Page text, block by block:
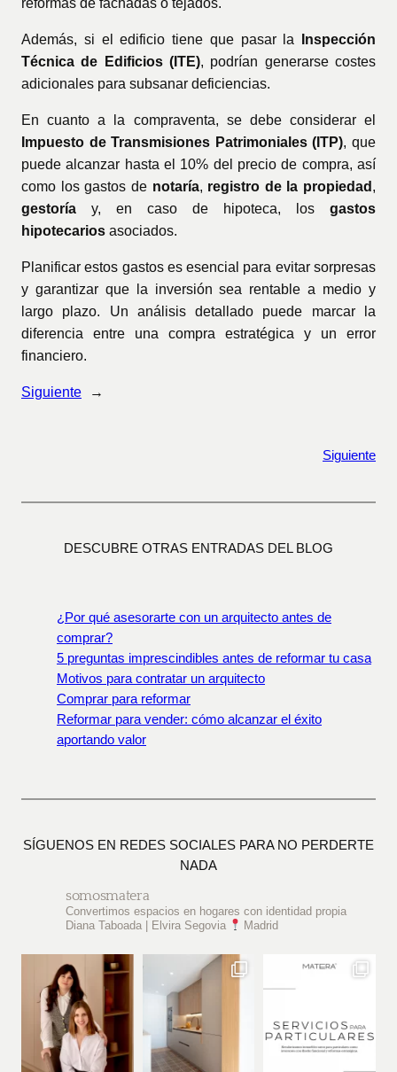
reformas de fachadas o tejados.
Además, si el edificio tiene que pasar la
Inspección
Técnica de Edificios (ITE), podrían generarse costes
adicionales para subsanar deficiencias.
En cuanto a la compraventa, se debe considerar el
Impuesto de Transmisiones Patrimoniales (ITP), que
puede alcanzar hasta el 10% del precio de compra, así
como los gastos de notaría, registro de la propiedad ,
gestoría y, en caso de hipoteca, los gastos
hipotecarios asociados.
Planificar estos gastos es esencial para evitar sorpresas
y garantizar que la inversión sea rentable a medio y
largo plazo. Un análisis detallado puede marcar la
diferencia entre una compra estratégica y un error
financiero.
Siguiente →
Siguiente
DESCUBRE OTRAS ENTRADAS DEL BLOG
¿Por qué asesorarte con un arquitecto antes de
comprar?
5 preguntas imprescindibles antes de reformar tu casa
Motivos para contratar un arquitecto
Comprar para reformar
Reformar para vender: cómo alcanzar el éxito
aportando valor
SÍGUENOS EN REDES SOCIALES PARA NO PERDERTE
NADA
somosmatera
Convertimos espacios en hogares con identidad propia
Diana Taboada | Elvira Segovia
Madrid